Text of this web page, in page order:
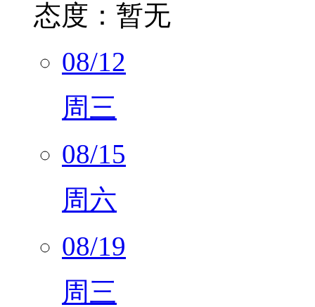
态度： 暂无
08/12
周三
08/15
周六
08/19
周三